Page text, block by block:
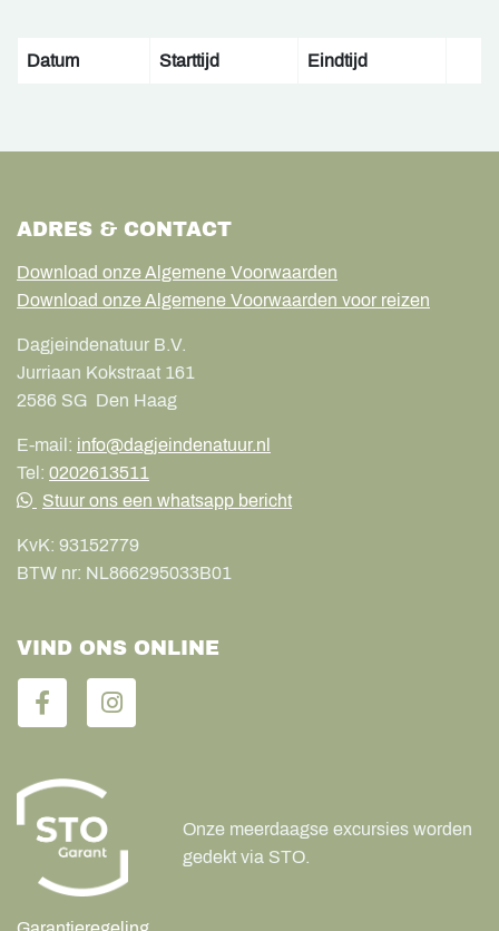
Datum Starttijd Eindtijd
ADRES & CONTACT
Download onze Algemene Voorwaarden
Download onze Algemene Voorwaarden voor reizen
Dagjeindenatuur B.V.
Jurriaan Kokstraat 161
2586 SG Den Haag
E-mail: info@dagjeindenatuur.nl
Tel: 0202613511
Stuur ons een whatsapp bericht
KvK: 93152779
BTW nr: NL866295033B01
VIND ONS ONLINE
Onze meerdaagse excursies worden
gedekt via STO.